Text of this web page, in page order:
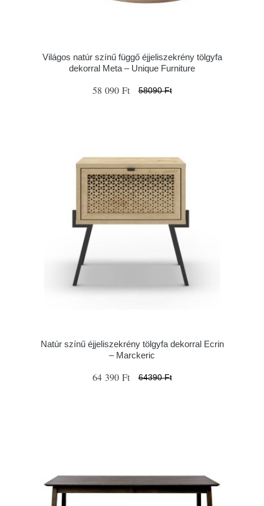
Világos natúr színű függő éjjeliszekrény tölgyfa
dekorral Meta – Unique Furniture
58 090 Ft 58090 Ft
Natúr színű éjjeliszekrény tölgyfa dekorral Ecrin
– Marckeric
64 390 Ft 64390 Ft